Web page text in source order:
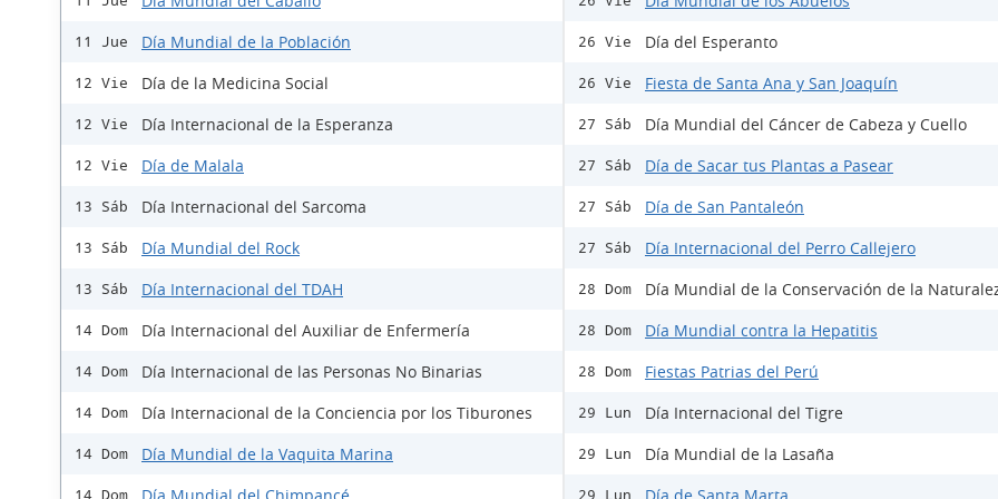
11 Jue Día Mundial de la Población
12 Vie Día de la Medicina Social
12 Vie Día Internacional de la Esperanza
12 Vie Día de Malala
13 Sáb Día Internacional del Sarcoma
13 Sáb Día Mundial del Rock
13 Sáb Día Internacional del TDAH
14 Dom Día Internacional del Auxiliar de Enfermería
14 Dom Día Internacional de las Personas No Binarias
14 Dom Día Internacional de la Conciencia por los Tiburones
14 Dom Día Mundial de la Vaquita Marina
14 Dom
26 Vie Día del Esperanto
26 Vie Fiesta de Santa Ana y San Joaquín
27 Sáb Día Mundial del Cáncer de Cabeza y Cuello
27 Sáb Día de Sacar tus Plantas a Pasear
27 Sáb Día de San Pantaleón
27 Sáb Día Internacional del Perro Callejero
28 Dom Día Mundial de la Conservación de la
28 Dom Día Mundial contra la Hepatitis
28 Dom Fiestas Patrias del Perú
29 Lun Día Internacional del Tigre
29 Lun Día Mundial de la Lasaña
29 Lun